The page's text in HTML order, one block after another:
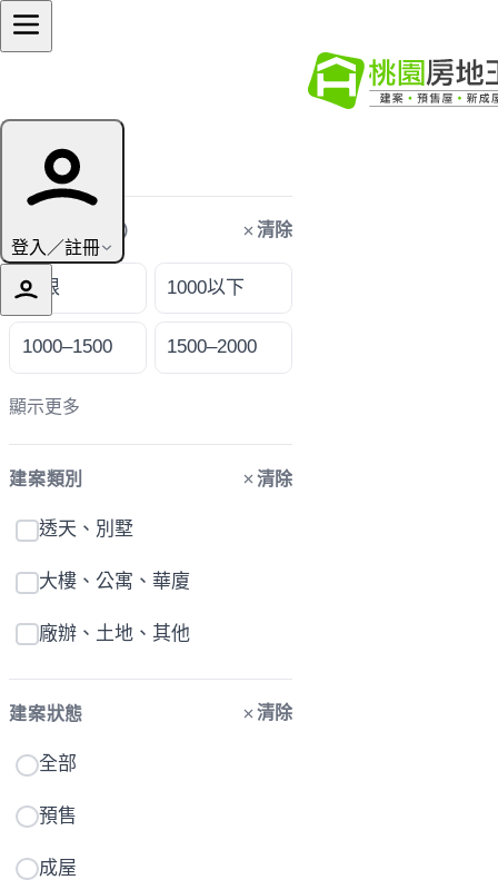
登入／註冊
篩選條件
購屋預算（萬） 清除
不限 1000以下
1000–1500 1500–2000
顯示更多
建案類別 清除
透天、別墅
大樓、公寓、華廈
廠辦、土地、其他
建案狀態 清除
全部
預售
成屋